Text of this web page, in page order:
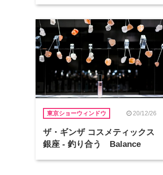
東京ショーウィンドウ 20/12/26
ザ・ギンザ コスメティックス
銀座 - 釣り合う Balance